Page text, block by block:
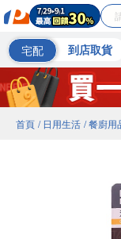
宅配 到店取貨
首頁 / 日用生活 / 餐廚用